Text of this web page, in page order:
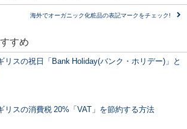
海外でオーガニック化粧品の表記マークをチェック!
すめ
リスの祝日「Bank Holiday(バンク・ホリデー)」と
リスの消費税 20%「VAT」を節約する方法